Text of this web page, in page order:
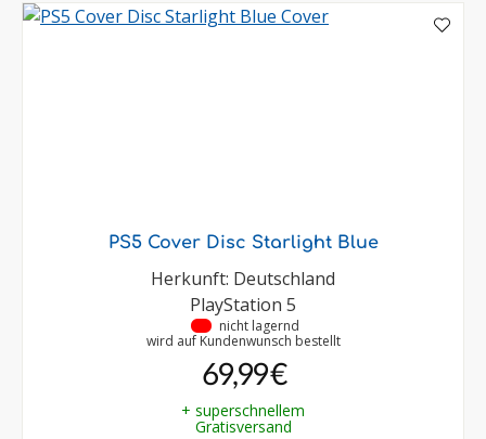
PS5 Cover Disc Starlight Blue
Herkunft: Deutschland
PlayStation 5
nicht lagernd
wird auf Kundenwunsch bestellt
69,99 €
+ superschnellem
Gratisversand